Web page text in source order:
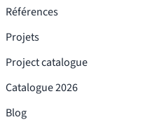
Références
Projets
Project catalogue
Catalogue 2026
Blog